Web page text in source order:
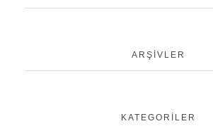
ARŞIVLER
KATEGORILER